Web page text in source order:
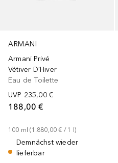
ARMANI
Armani Privé
Vétiver D'Hiver
Eau de Toilette
UVP 235,00 €
188,00 €
100 ml (1.880,00 € / 1 l)
Demnächst wieder
lieferbar